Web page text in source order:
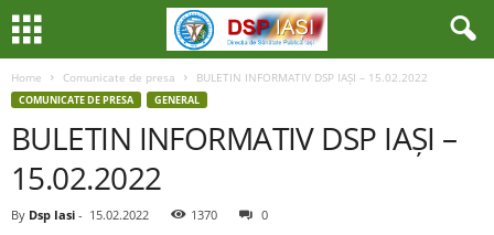
Home Comunicate de presa BULETIN INFORMATIV DSP IAȘI – 15.02.2022
COMUNICATE DE PRESA GENERAL
BULETIN INFORMATIV DSP IAȘI –
15.02.2022
By Dsp Iasi - 15.02.2022 1370 0